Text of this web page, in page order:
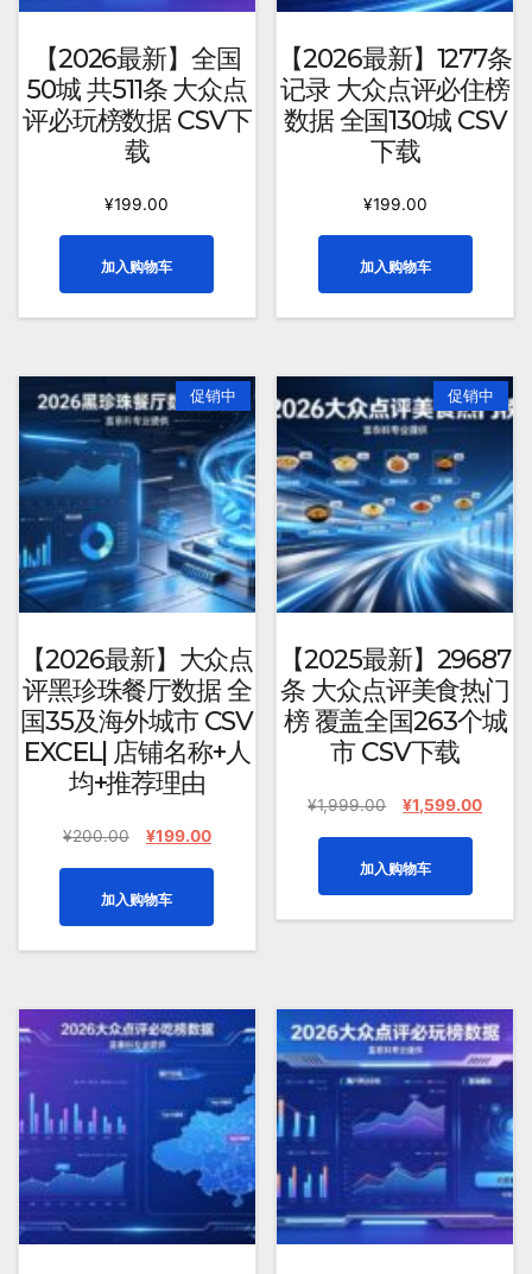
【2026最新】全国
50城 共511条 大众点
评必玩榜数据 CSV下
载
¥199.00
加入购物车
【2026最新】1277条
记录 大众点评必住榜
数据 全国130城 CSV
下载
¥199.00
加入购物车
促销中
【2026最新】大众点
评黑珍珠餐厅数据 全
国35及海外城市 CSV
EXCEL| 店铺名称+人
均+推荐理由
¥200.00
原
¥200.00。
¥199.00当
为：
¥199.00。
加入购物车
促销中
【2025最新】29687
条 大众点评美食热门
榜 覆盖全国263个城
市 CSV下载
¥1,999.00
原
¥1,999.00。
¥1,599.00当
加入购物车